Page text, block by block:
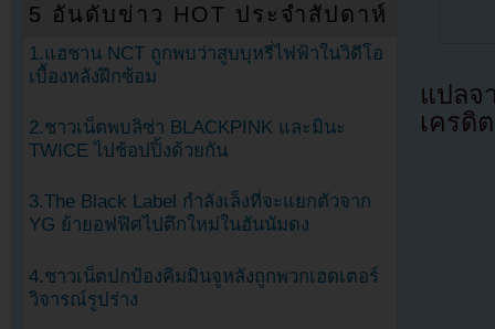
แปล
เครดิ
5 อันดับข่าว HOT ประจำสัปดาห์
1.แฮชาน NCT ถูกพบว่าสูบบุหรี่ไฟฟ้าในวิดีโอ
เบื้องหลังฝึกซ้อม
2.ชาวเน็ตพบลิซ่า BLACKPINK และมินะ
TWICE ไปช้อปปิ้งด้วยกัน
3.The Black Label กำลังเล็งที่จะแยกตัวจาก
YG ย้ายอฟฟิศไปตึกใหม่ในฮันนัมดง
4.ชาวเน็ตปกป้องคิมมินจูหลังถูกพวกเฮดเตอร์
วิจารณ์รูปร่าง